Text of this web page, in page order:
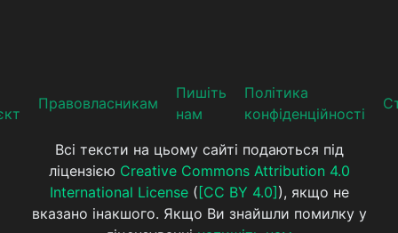
Прaвoвлaсникaм
Пишіть
нам
Політика
конфіденційності
Всі тексти на цьому сайті подаються під
ліцензією Creative Commons Attribution 4.0
International License( [CC BY 4.0] ), якщо не
вказано інакшого. Якщо Ви знайшли помилку у